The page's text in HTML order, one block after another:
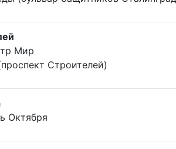
Мир
Строителей)
Октября